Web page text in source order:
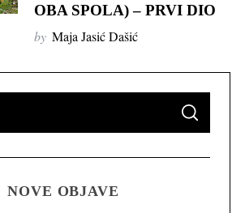
OBA SPOLA) – PRVI DIO
by Maja Jasić Dašić
S
A
C
NOVE OBJAVE